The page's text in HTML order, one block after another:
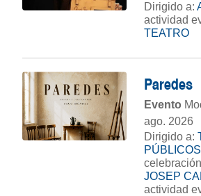
Dirigido a:
actividad
TEATRO
Paredes
Evento
ago. 2026
Dirigido a:
PÚBLICOS
JOSEP
actividad